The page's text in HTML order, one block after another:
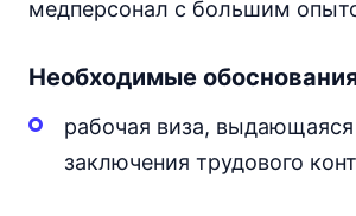
медперсонал с большим
Необходимые
рабочая виза,
заключения трудового